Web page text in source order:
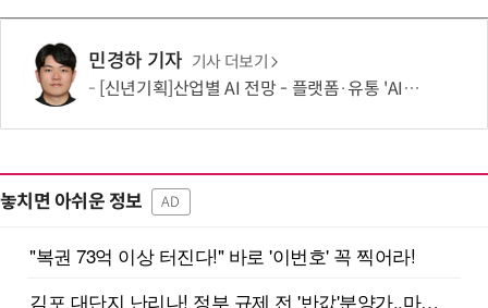
민경하 기자 기사 더보기
[신년기획]산업별 AI 전망 - 플랫폼·유통 'AI 에이전트 시대' 개막
놓치면 아쉬운 정보 AD